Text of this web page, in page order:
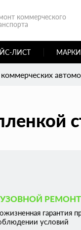
коммерческого
ЛИСТ МАРКИ
РЕМОНТ
гарантия
условий